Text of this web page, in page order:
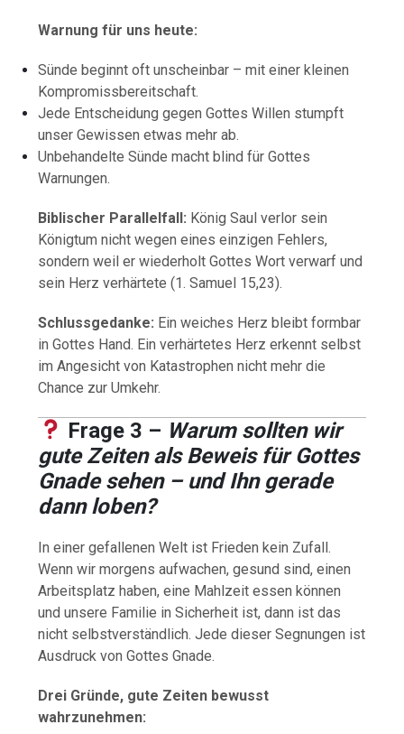
Warnung für uns heute:
Sünde beginnt oft unscheinbar – mit einer kleinen
Kompromissbereitschaft.
Jede Entscheidung gegen Gottes Willen stumpft
unser Gewissen etwas mehr ab.
Unbehandelte Sünde macht blind für Gottes
Warnungen.
Biblischer Parallelfall: König Saul verlor sein
Königtum nicht wegen eines einzigen Fehlers,
sondern weil er wiederholt Gottes Wort verwarf und
sein Herz verhärtete (1. Samuel 15,23).
Schlussgedanke: Ein weiches Herz bleibt formbar
in Gottes Hand. Ein verhärtetes Herz erkennt selbst
im Angesicht von Katastrophen nicht mehr die
Chance zur Umkehr.
Frage 3 – Warum sollten wir
gute Zeiten als Beweis für Gottes
Gnade sehen – und Ihn gerade
dann loben?
In einer gefallenen Welt ist Frieden kein Zufall.
Wenn wir morgens aufwachen, gesund sind, einen
Arbeitsplatz haben, eine Mahlzeit essen können
und unsere Familie in Sicherheit ist, dann ist das
nicht selbstverständlich. Jede dieser Segnungen ist
Ausdruck von Gottes Gnade.
Drei Gründe, gute Zeiten bewusst
wahrzunehmen: